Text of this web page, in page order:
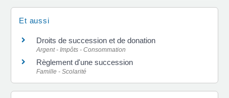
Et aussi
Droits de succession et de donation
Argent - Impôts - Consommation
Règlement d'une succession
Famille - Scolarité